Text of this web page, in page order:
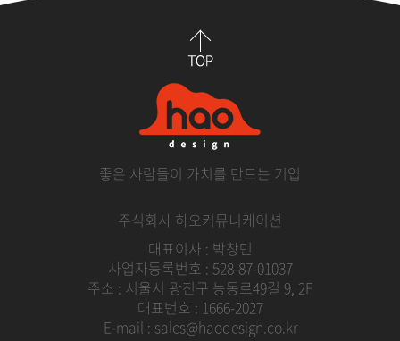
좋은 사람들이 가치를 만드는 기업
주식회사 하오커뮤니케이션
대표이사 : 박창민
사업자등록번호 : 528-87-01037
주소 : 서울시 광진구 능동로49길 9, 2F
대표번호 : 1666-2027
E-mail : sales@haodesign.co.kr